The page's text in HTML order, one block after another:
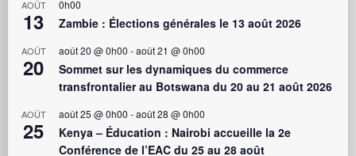
AOÛT
13
0h00
Zambie : Élections générales le 13 août 2026
AOÛT
20
août 20 @ 0h00 -août 21 @ 0h00
Sommet sur les dynamiques du commerce
transfrontalier au Botswana du 20 au 21 août 2026
AOÛT
25
août 25 @ 0h00 -août 28 @ 0h00
Kenya – Éducation : Nairobi accueille la 2e
Conférence de l’EAC du 25 au 28 août